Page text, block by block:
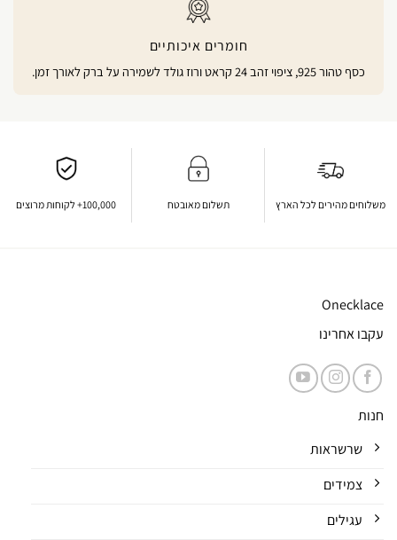
חומרים איכותיים
כסף טהור 925, ציפוי זהב 24 קראט ורוז גולד לשמירה על ברק לאורך זמן.
משלוחים מהירים לכל הארץ תשלום מאובטח 100,000+ לקוחות מרוצים
Onecklace
עקבו אחרינו
חנות
שרשראות
צמידים
עגילים